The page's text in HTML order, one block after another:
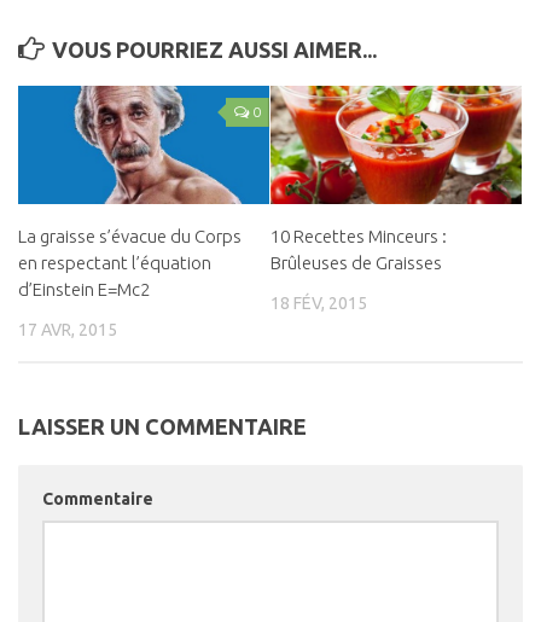
VOUS POURRIEZ AUSSI AIMER...
0
La graisse s’évacue du Corps
en respectant l’équation
d’Einstein E=Mc2
17 AVR, 2015
10 Recettes Minceurs :
Brûleuses de Graisses
18 FÉV, 2015
LAISSER UN COMMENTAIRE
Commentaire